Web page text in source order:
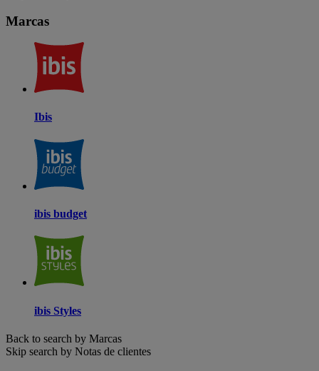
Marcas
Ibis
ibis budget
ibis Styles
Back to search by Marcas
Skip search by Notas de clientes